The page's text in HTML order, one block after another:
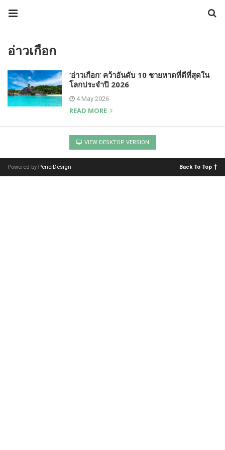
อ่าวเกือก
‘อ่าวเกือก’ คว้าอันดับ 10 ชายหาดที่ดีที่สุดใน
โลกประจำปี 2026
4 May 2026
READ MORE
VIEW DESKTOP VERSION
Powered by PenciDesign Back To Top